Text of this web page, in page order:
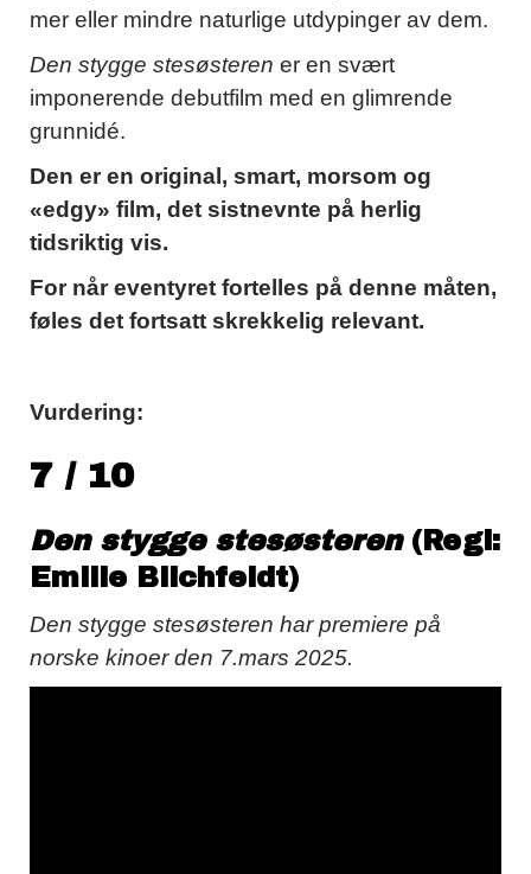
mer eller mindre naturlige utdypinger av dem.
Den stygge stesøsteren er en svært
imponerende debutfilm med en glimrende
grunnidé.
Den er en original, smart, morsom og
«edgy» film, det sistnevnte på herlig
tidsriktig vis.
For når eventyret fortelles på denne måten,
føles det fortsatt skrekkelig relevant.
Vurdering:
7 / 10
Den stygge stesøsteren (Regi:
Emilie Blichfeldt)
Den stygge stesøsteren har premiere på
norske kinoer den 7.mars 2025.